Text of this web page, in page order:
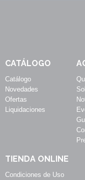
CATÁLOGO
Catálogo
Novedades
Ofertas
Liquidaciones
TIENDA ONLINE
Condiciones de Uso